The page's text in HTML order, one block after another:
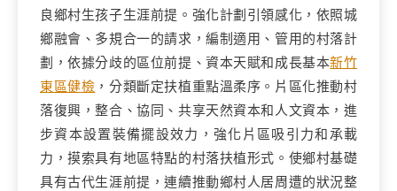
良鄉村生孩子生涯前提。強化計劃引領感化，依照城
鄉融會、多規合一的請求，編制適用、管用的村落計
劃，依據分歧的區位前提、資本天賦和成長基本新竹
東區健檢 ，分類斷定扶植重點溫柔序。片區化推動村
落復興，整合、協同、共享天然資本和人文資本，進
步資本設置裝備擺設效力，強化片區吸引力和承載
力，摸索具有地區特點的村落扶植形式。使鄉村基礎
具有古代生涯前提，連續推動鄉村人居周遭的狀況整